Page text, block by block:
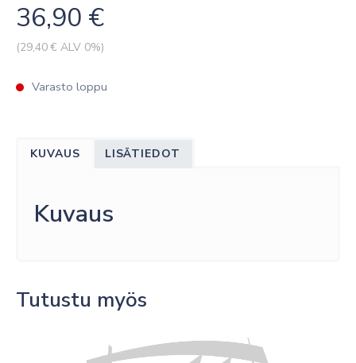
36,90 €
(29,40€ ALV 0%)
Varasto loppu
KUVAUS LISÄTIEDOT
Kuvaus
Tutustu myös